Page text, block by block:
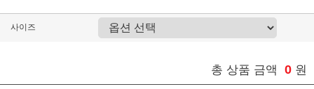
사이즈
총 상품 금액 0 원